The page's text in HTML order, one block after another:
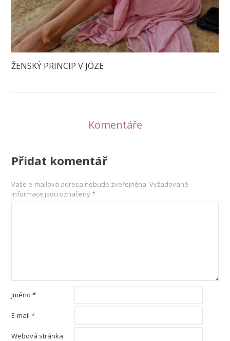
ŽENSKÝ PRINCIP V JÓZE
Komentáře
Přidat komentář
Vaše e-mailová adresa nebude zveřejněna. Vyžadované
informace jsou označeny*
Jméno*
E-mail*
Webová stránka